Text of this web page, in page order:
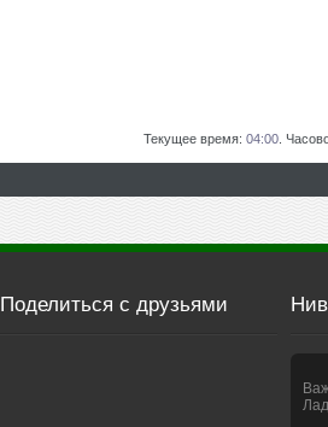
Текущее время: 04:00 .
Поделиться с друзьями